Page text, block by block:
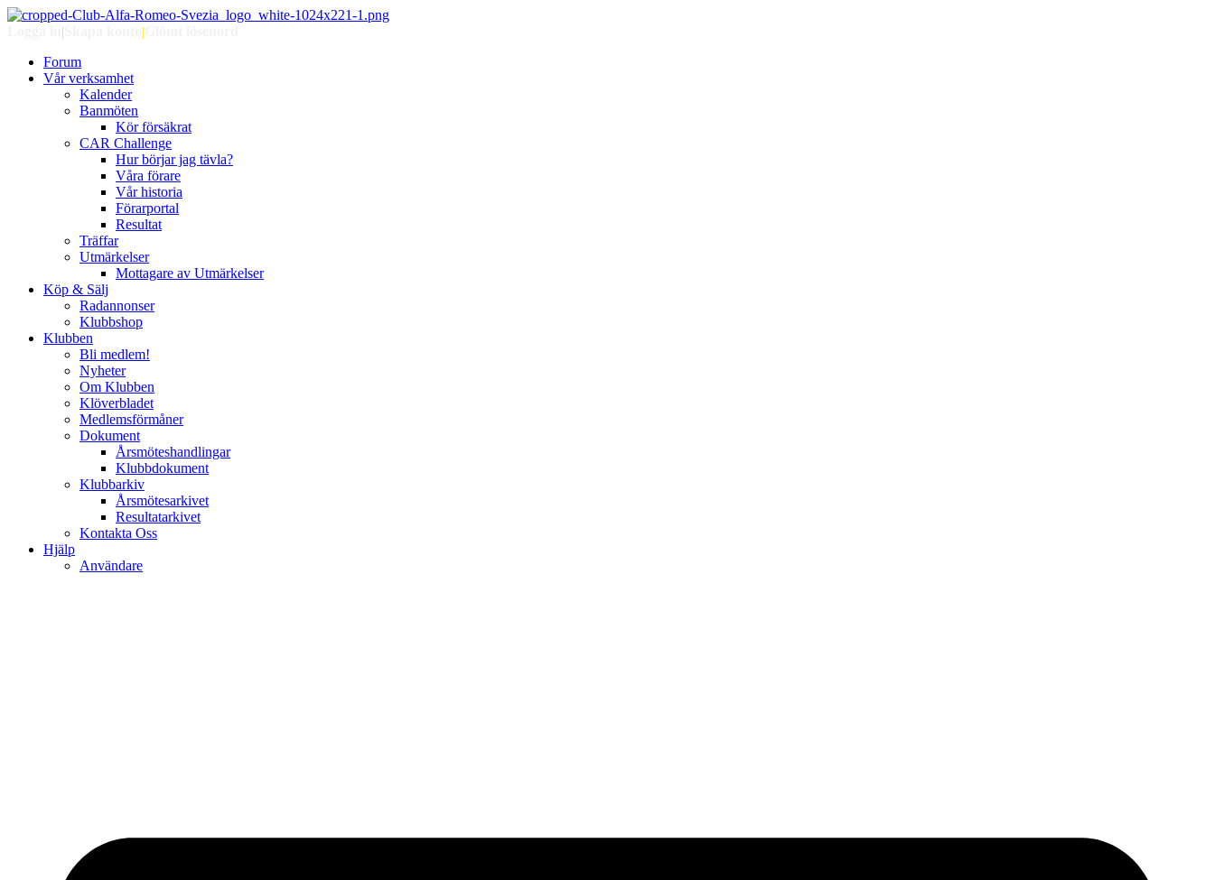
| |
Forum
Vår verksamhet
Kalender
Banmöten
Kör försäkrat
CAR Challenge
Hur börjar jag tävla?
Våra förare
Vår historia
Förarportal
Resultat
Träffar
Utmärkelser
Mottagare av Utmärkelser
Köp & Sälj
Radannonser
Klubbshop
Klubben
Bli medlem!
Nyheter
Om Klubben
Klöverbladet
Medlemsförmåner
Dokument
Årsmöteshandlingar
Klubbdokument
Klubbarkiv
Årsmötesarkivet
Resultatarkivet
Kontakta Oss
Hjälp
Användare